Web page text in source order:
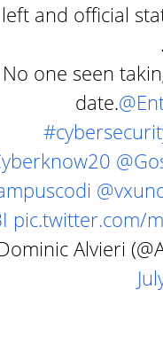
left and official
No one seen
date.
pic.twitter.com/